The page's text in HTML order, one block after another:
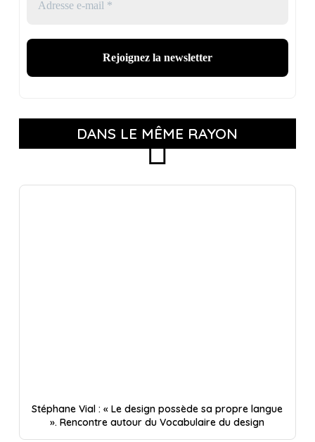
DANS LE MÊME RAYON
Stéphane Vial : « Le design possède sa propre langue
». Rencontre autour du Vocabulaire du design